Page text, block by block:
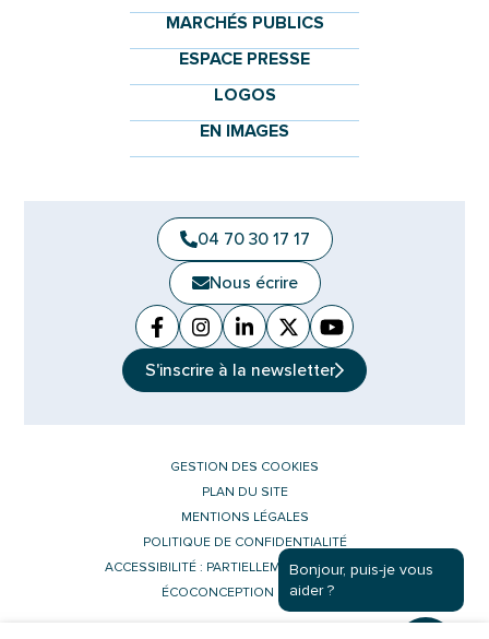
MARCHÉS PUBLICS
ESPACE PRESSE
LOGOS
EN IMAGES
04 70 30 17 17
Nous écrire
Facebook
(ouverture dans un nouvel onglet)
Instagram
(ouverture dans un nouvel
Linkedin
(ouverture dans un nouvel
X (Twitter)
(ouverture dans un
YouTube
(ouverture dans
S'inscrire à la newsletter
GESTION DES COOKIES
PLAN DU SITE
MENTIONS LÉGALES
POLITIQUE DE CONFIDENTIALITÉ
ACCESSIBILITÉ : PARTIELLEMENT CONFORME
ÉCOCONCEPTION DU SITE
Bonjour, puis-je vous
aider ?